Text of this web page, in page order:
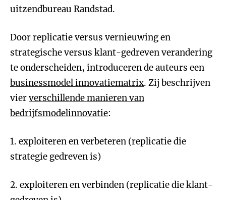
uitzendbureau Randstad.
Door replicatie versus vernieuwing en
strategische versus klant-gedreven verandering
te onderscheiden, introduceren de auteurs een
businessmodel innovatiematrix. Zij beschrijven
vierverschillende manieren van
bedrijfsmodelinnovatie:
1. exploiteren en verbeteren (replicatie die
strategie gedreven is)
2. exploiteren en verbinden (replicatie die klant-